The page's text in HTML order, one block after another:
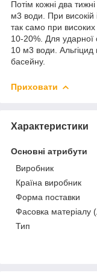
Потім кожні два
м3 води. При високій
так само при
10-20%. Для ударної
10 м3 води. Альгіцид
басейну.
Приховати
Характеристики
Основні атрибути
Виробник
Країна виробник
Форма поставки
Фасовка матеріалу
Тип